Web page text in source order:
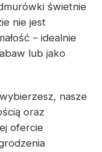
świetnie
nie jest
– idealnie
lub jako
nasze
oraz
ofercie